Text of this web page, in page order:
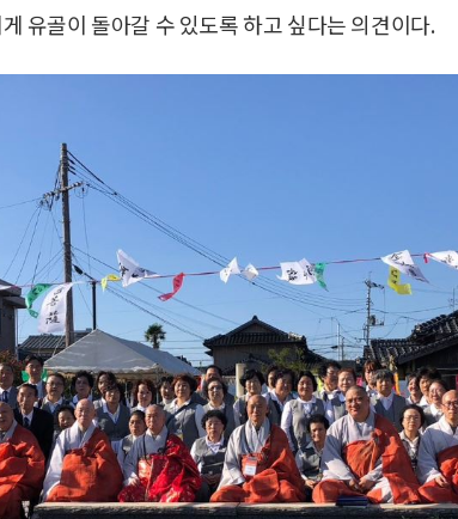
유골이 돌아갈 수 있도록 하고 싶다는 의견이다.